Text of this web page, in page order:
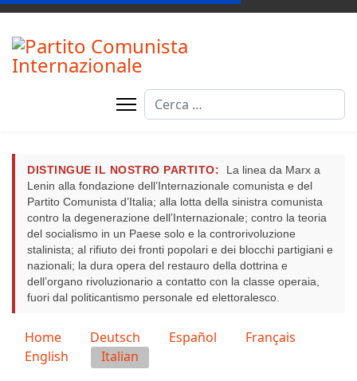
Cerca
DISTINGUE IL NOSTRO PARTITO:
La linea da Marx a
Lenin alla fondazione dell’Internazionale comunista e del
Partito Comunista d’Italia; alla lotta della sinistra comunista
contro la degenerazione dell’Internazionale; contro la teoria
del socialismo in un Paese solo e la controrivoluzione
stalinista; al rifiuto dei fronti popolari e dei blocchi partigiani e
nazionali; la dura opera del restauro della dottrina e
dell’organo rivoluzionario a contatto con la classe operaia,
fuori dal politicantismo personale ed elettoralesco.
Seleziona la tua lingua
Home Deutsch Español
Français
English
Italian